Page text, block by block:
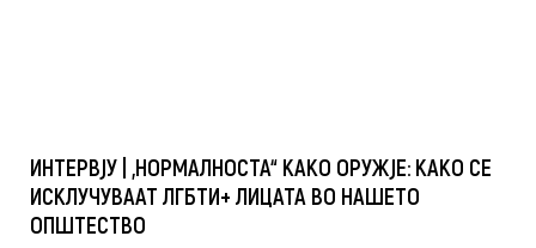
ИНТЕРВЈУ | „НОРМАЛНОСТА“ КАКО ОРУЖЈЕ: КАКО СЕ
ИСКЛУЧУВААТ ЛГБТИ+ ЛИЦАТА ВО НАШЕТО
ОПШТЕСТВО